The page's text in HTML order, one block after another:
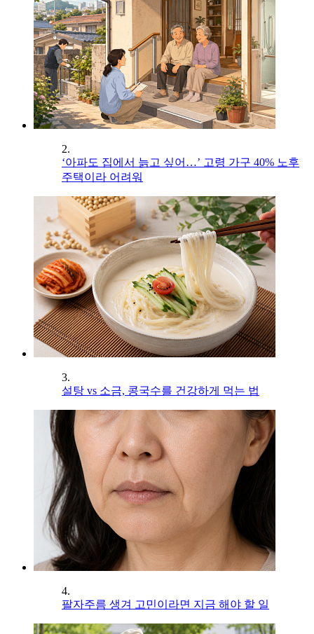
2.
‘아파도 집에서 늙고 싶어…’ 고령 가구 40% 노후
주택이라 어려워
3.
설탕 vs 소금, 콩국수를 건강하게 먹는 법
4.
팔자주름 생겨 고민이라면 지금 해야 할 일